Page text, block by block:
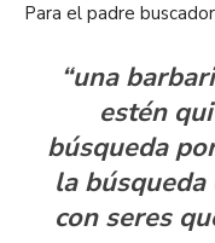
Para el padre
“una
estén
búsqueda
la
con seres